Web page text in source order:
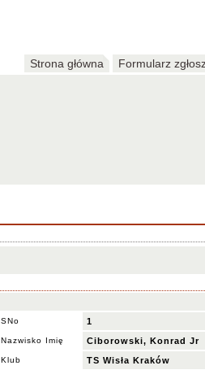
Strona główna Formularz
SNo 1
Nazwisko Imię Ciborowski, Konrad Jr
Klub TS Wisła Kraków